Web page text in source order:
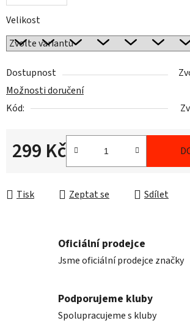
Velikost
Dostupnost
Možnosti doručení
Kód:
299 Kč
Tisk Zeptat se Sdílet
Oficiální prodejce
Jsme oficiální prodejce značky
Podporujeme kluby
Spolupracujeme s kluby